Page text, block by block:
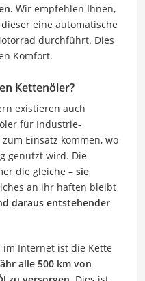
Wir empfehlen Ihnen,
eine automatische
durchführt. Dies
Komfort.
Kettenöler?
existieren auch
für Industrie-
Einsatz kommen, wo
genutzt wird. Die
die gleiche – sie
an ihr haften bleibt
daraus entstehender
im Internet ist die Kette
alle 500 km von